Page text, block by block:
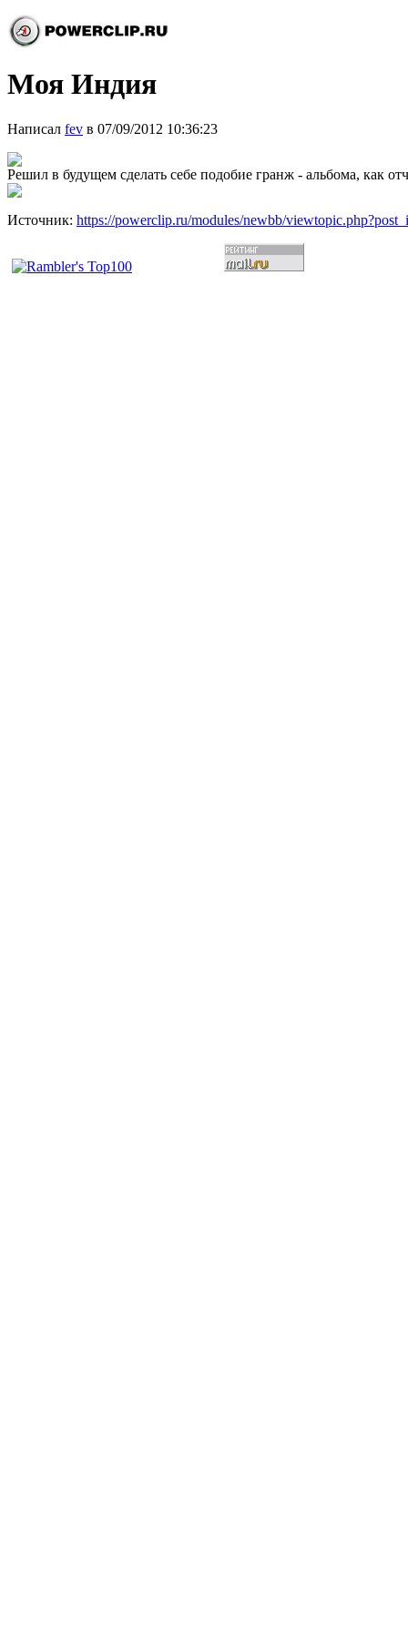
Моя Индия
Написал fev в 07/09/2012 10:36:23
Решил в будущем сделать себе подобие гранж - альбома, как
Источник: https://powerclip.ru/modules/newbb/